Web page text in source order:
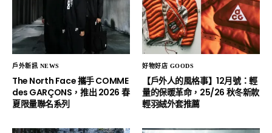
戶外新訊 NEWS
The North Face 攜手 COMME
des GARÇONS，推出 2026 春
夏限量聯名系列
好物好店 GOODS
【戶外人的風格事】12月號：輕
量的保暖革命，25/26 秋冬新款
輕羽絨外套推薦